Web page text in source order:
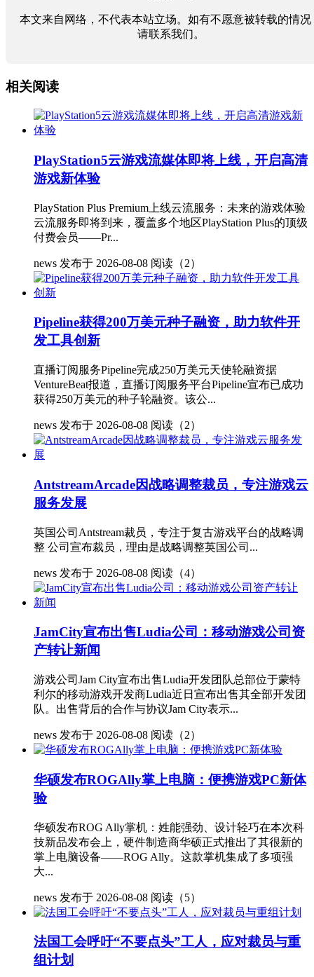
本文来自网络，不代表本站立场。如有不愿意被转载的情况
请联系我们。
相关阅读
PlayStation5云游戏流媒体即将上线，开启高清
游戏新体验
PlayStation Plus Premium上线云流服务：未来的游戏体验
云流服务即将到来，覆盖多个地区PlayStation Plus的顶级
付费会员——Pr...
news 发布于 2026-08-08 阅读（2）
Pipeline获得200万美元种子融资，助力软件开
发工具创新
直播订阅服务Pipeline完成250万美元天使轮融资据
VentureBeat报道，直播订阅服务平台Pipeline宣布已成功
获得250万美元的种子轮融资。该公...
news 发布于 2026-08-08 阅读（2）
AntstreamArcade因战略调整裁员，专注游戏云
服务发展
英国公司Antstream裁员，专注于复古游戏平台的战略调
整 公司宣布裁员，理由是战略调整英国公司...
news 发布于 2026-08-08 阅读（4）
JamCity宣布出售Ludia公司：移动游戏公司资
产转让新闻
游戏公司Jam City宣布出售Ludia开发团队总部位于蒙特
利尔的移动游戏开发商Ludia近日宣布出售其全部开发团
队。出售背后的合作与协议Jam City表示...
news 发布于 2026-08-08 阅读（2）
华硕发布ROGAlly掌上电脑：便携游戏PC新体
验
华硕发布ROG Ally掌机：姓能强劲、设计轻巧在本次科
技新品发布会上，硬件制造商华硕正式推出了其很新的
掌上电脑设备——ROG Ally。这款掌机集成了多项强
大...
news 发布于 2026-08-08 阅读（5）
法国工会呼吁“不要点头”工人，应对裁员与重
组计划